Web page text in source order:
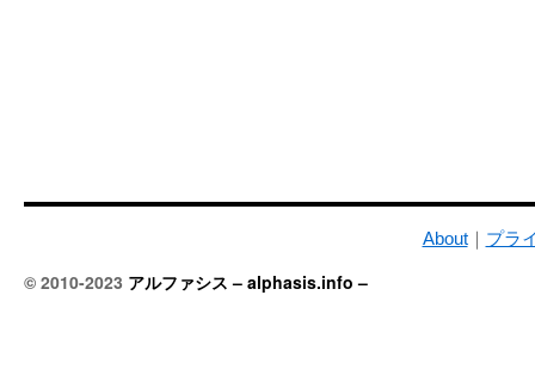
About｜ プラ
© 2010-2023 アルファシス – alphasis.info –